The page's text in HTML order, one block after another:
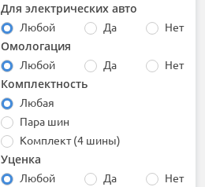
BfGoodrich
Boto
Bridgestone
Centara
Comforser
Compasal
Continental
Contyre
Cordiant
Delinte
Для электрических авто
Любой Да Нет
Омологация
Любой Да Нет
Комплектность
Любая
Пара шин
Комплект (4 шины)
Уценка
Любой Да Нет